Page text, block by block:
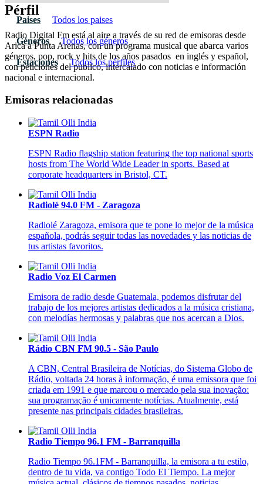
Paises Todos los paises
Géneros Todos los géneros
Estaciones Todos los pérfiles
Pérfil
Radio Digital Fm está al aire a través de su red de emisoras desde
Arica a Punta Arenas, con un programa musical que abarca varios
géneros, pop, rock y hits de los años pasados en inglés y español,
con peticiones del publico, intercalado con noticias e información
nacional e internacional.
Emisoras relacionadas
ESPN Radio
ESPN Radio flagship station featuring the top national sports
hosts from The World Wide Leader in sports. Based at
corporate headquarters in Bristol, CT.
Radiolé 94.0 FM - Zaragoza
Radiolé Zaragoza, emisora que te pone lo mejor de la música
española, podrás seguir todas las novedades y las noticias de
tus artistas favoritos.
Radio Voz El Carmen
Emisora de radio desde Guatemala, podemos disfrutar del
trabajo de los mejores artistas dedicados a la música cristiana,
con melodías hermosas y palabras que nos acercan a Dios.
Rádio CBN FM 90.5 - São Paulo
A CBN, Central Brasileira de Notícias, do Sistema Globo de
Rádio, voltada 24 horas à informação, é uma emissora que foi
criada em 1991 e que marcou o mercado pela sua inovação:
sua programação é unicamente notícias. Atualmente, está
presente nas principais cidades brasileiras.
Radio Tiempo 96.1 FM - Barranquilla
Radio Tiempo 96.1FM - Barranquilla, la emisora a tu estilo,
dentro de tu vida, va contigo Todo El Tiempo. La mejor